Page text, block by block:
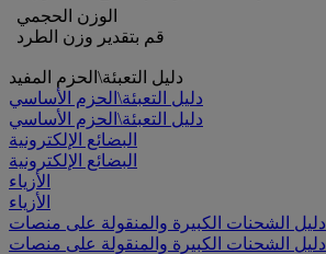
الوزن الحجمي
قم بتقدير وزن الطرد
دليل التعبئة\الحزم المفيد
دليل التعبئة\الحزم الأساسي
دليل التعبئة\الحزم الأساسي
البضائع الإلكترونية
البضائع الإلكترونية
الأزياء
الأزياء
دليل الشحنات الكبيرة والمنقولة على منصات
دليل الشحنات الكبيرة والمنقولة على منصات